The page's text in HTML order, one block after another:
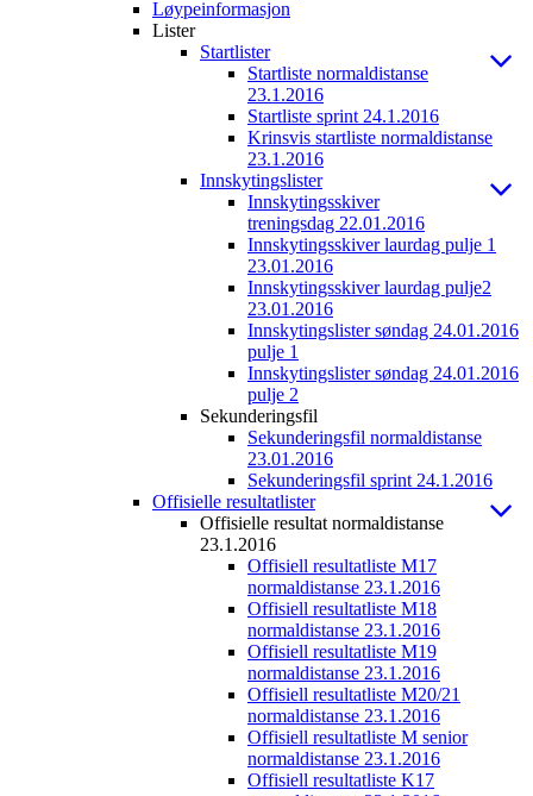
Løypeinformasjon
Lister
Startlister
Startliste normaldistanse
23.1.2016
Startliste sprint 24.1.2016
Krinsvis startliste normaldistanse
23.1.2016
Innskytingslister
Innskytingsskiver
treningsdag 22.01.2016
Innskytingsskiver laurdag pulje 1
23.01.2016
Innskytingsskiver laurdag pulje2
23.01.2016
Innskytingslister søndag 24.01.2016
pulje 1
Innskytingslister søndag 24.01.2016
pulje 2
Sekunderingsfil
Sekunderingsfil normaldistanse
23.01.2016
Sekunderingsfil sprint 24.1.2016
Offisielle resultatlister
Offisielle resultat normaldistanse
23.1.2016
Offisiell resultatliste M17
normaldistanse 23.1.2016
Offisiell resultatliste M18
normaldistanse 23.1.2016
Offisiell resultatliste M19
normaldistanse 23.1.2016
Offisiell resultatliste M20/21
normaldistanse 23.1.2016
Offisiell resultatliste M senior
normaldistanse 23.1.2016
Offisiell resultatliste K17